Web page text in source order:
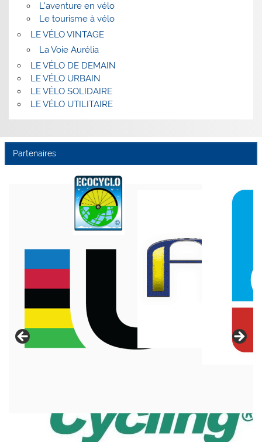
L’aventure en vélo
Le tourisme à vélo
LE VÉLO VINTAGE
La Voie Aurélia
LE VÉLO DE DEMAIN
LE VÉLO URBAIN
LE VÉLO SOLIDAIRE
LE VÉLO UTILITAIRE
Partenaires